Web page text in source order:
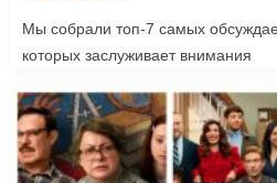
Мы собрали топ-7 самых
которых заслуживает внимания